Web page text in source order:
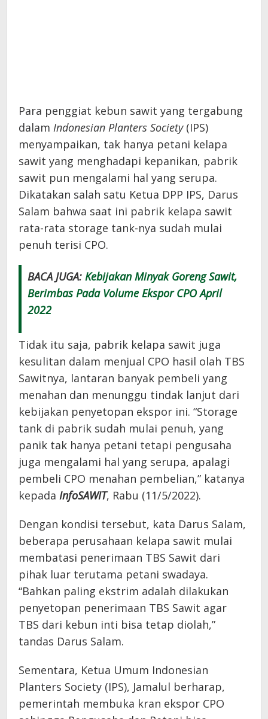
Para penggiat kebun sawit yang tergabung
dalam Indonesian Planters Society(IPS)
menyampaikan, tak hanya petani kelapa
sawit yang menghadapi kepanikan, pabrik
sawit pun mengalami hal yang serupa.
Dikatakan salah satu Ketua DPP IPS, Darus
Salam bahwa saat ini pabrik kelapa sawit
rata-rata storage tank-nya sudah mulai
penuh terisi CPO.
BACA JUGA: Kebijakan Minyak Goreng Sawit,
Berimbas Pada Volume Ekspor CPO April
2022
Tidak itu saja, pabrik kelapa sawit juga
kesulitan dalam menjual CPO hasil olah TBS
Sawitnya, lantaran banyak pembeli yang
menahan dan menunggu tindak lanjut dari
kebijakan penyetopan ekspor ini. “Storage
tank di pabrik sudah mulai penuh, yang
panik tak hanya petani tetapi pengusaha
juga mengalami hal yang serupa, apalagi
pembeli CPO menahan pembelian,” katanya
kepada InfoSAWIT, Rabu (11/5/2022).
Dengan kondisi tersebut, kata Darus Salam,
beberapa perusahaan kelapa sawit mulai
membatasi penerimaan TBS Sawit dari
pihak luar terutama petani swadaya.
“Bahkan paling ekstrim adalah dilakukan
penyetopan penerimaan TBS Sawit agar
TBS dari kebun inti bisa tetap diolah,”
tandas Darus Salam.
Sementara, Ketua Umum Indonesian
Planters Society (IPS), Jamalul berharap,
pemerintah membuka kran ekspor CPO